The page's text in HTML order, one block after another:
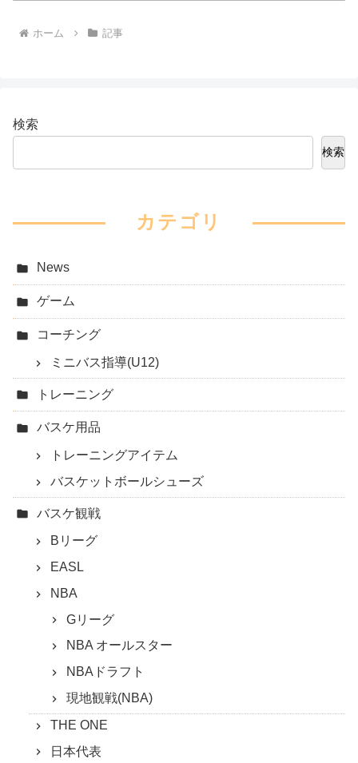
ホーム 記事
検索
検索
カテゴリ
News
ゲーム
コーチング
ミニバス指導(U12)
トレーニング
バスケ用品
トレーニングアイテム
バスケットボールシューズ
バスケ観戦
Bリーグ
EASL
NBA
Gリーグ
NBA オールスター
NBAドラフト
現地観戦(NBA)
THE ONE
日本代表